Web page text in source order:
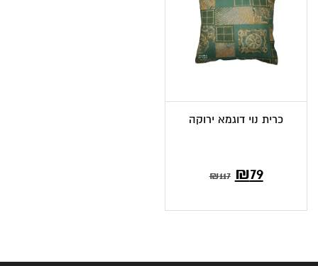
כרית נוי דוגמא ירוקה
₪117 ₪79